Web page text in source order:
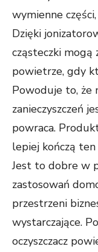
wymienne
Dzięki
cząsteczki
powietrze, gdy
Powoduje to, że
zanieczyszczeń
powraca.
lepiej kończą
Jest to dobre w
zastosowań
przestrzeni
wystarczające.
oczyszczacz